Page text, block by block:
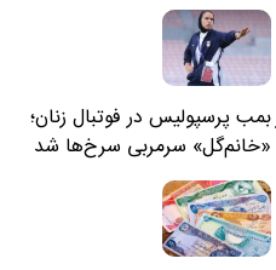
بمب پرسپولیس در فوتبال زنان؛
«خانم‌گل» سرمربی سرخ‌ها شد